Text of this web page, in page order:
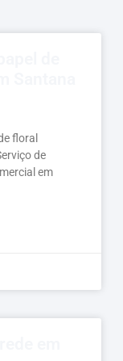
floral
de
em